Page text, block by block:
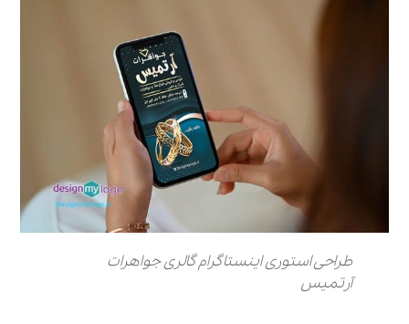
طراحی استوری اینستاگرام گالری جواهرات
آرتمیس